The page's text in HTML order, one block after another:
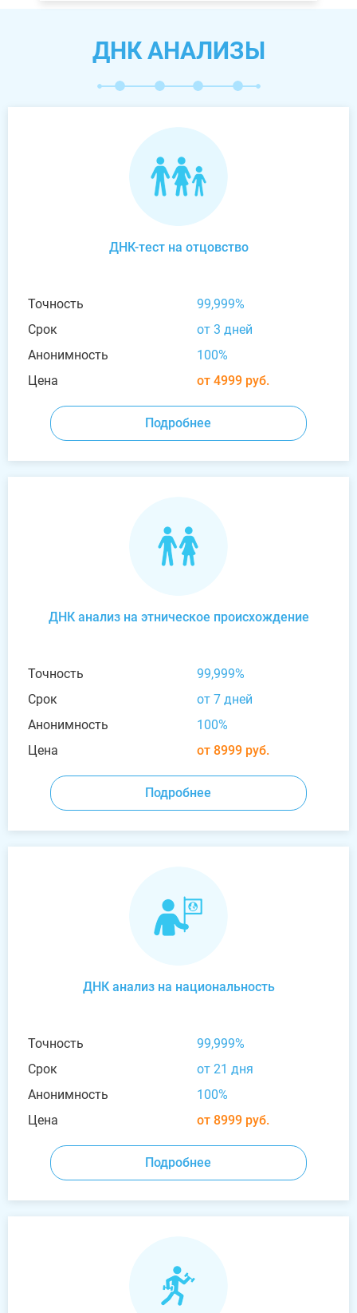
ДНК АНАЛИЗЫ
ДНК-тест на отцовство
Точность
99,999%
Срок
от 3 дней
Анонимность
100%
Цена
от 4999 руб.
Подробнее
ДНК анализ на этническое происхождение
Точность
99,999%
Срок
от 7 дней
Анонимность
100%
Цена
от 8999 руб.
Подробнее
ДНК анализ на национальность
Точность
99,999%
Срок
от 21 дня
Анонимность
100%
Цена
от 8999 руб.
Подробнее